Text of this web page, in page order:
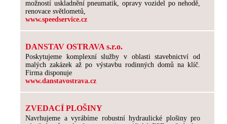
možností uskladnění pneumatik, opravy vozidel po nehodě,
renovace světlometů,
www.speedservice.cz
DANSTAV OSTRAVA s.r.o.
Poskytujeme komplexní služby v oblasti stavebnictví od
malých zakázek až po výstavbu rodinných domů na klíč.
Firma disponuje
www.danstavostrava.cz
ZVEDACÍ PLOŠINY
Navrhujeme a vyrábíme robustní hydraulické plošiny pro